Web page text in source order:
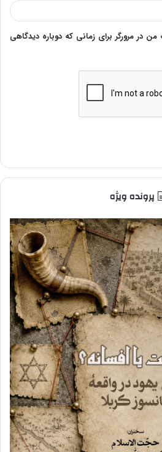
در مرورگر برای زمانی که دوباره دیدگاهی
پرونده ویژه